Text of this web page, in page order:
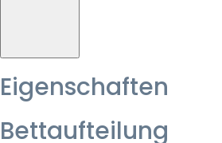
Eigenschaften
Bettaufteilung